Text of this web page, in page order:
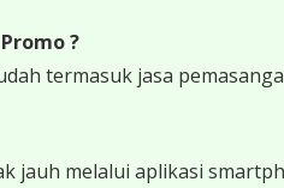
?
termasuk jasa
jauh melalui aplikasi